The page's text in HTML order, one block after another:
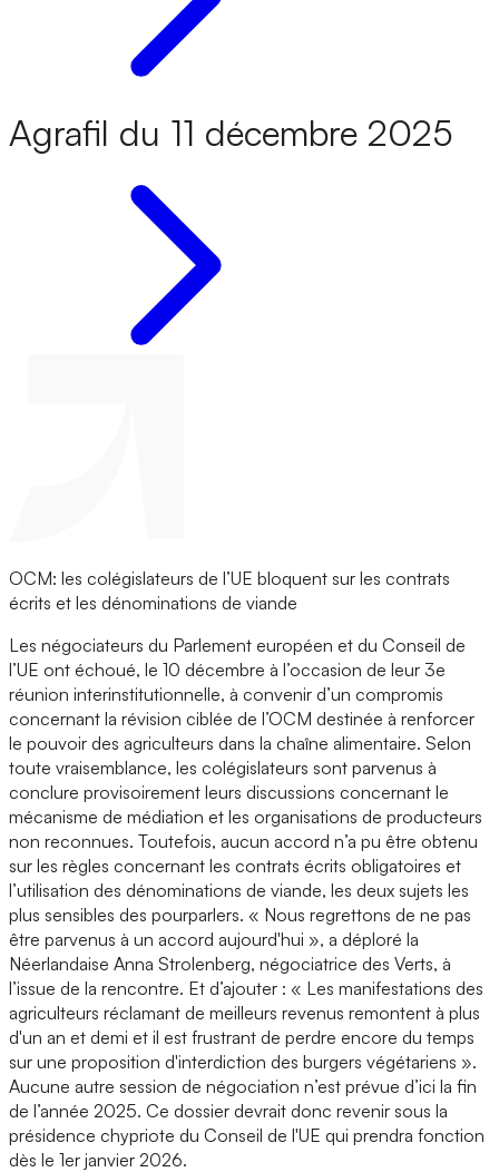
Agrafil du 11 décembre 2025
OCM: les colégislateurs de l’UE bloquent sur les contrats
écrits et les dénominations de viande
Les négociateurs du Parlement européen et du Conseil de
l’UE ont échoué, le 10 décembre à l’occasion de leur 3e
réunion interinstitutionnelle, à convenir d’un compromis
concernant la révision ciblée de l’OCM destinée à renforcer
le pouvoir des agriculteurs dans la chaîne alimentaire. Selon
toute vraisemblance, les colégislateurs sont parvenus à
conclure provisoirement leurs discussions concernant le
mécanisme de médiation et les organisations de producteurs
non reconnues. Toutefois, aucun accord n’a pu être obtenu
sur les règles concernant les contrats écrits obligatoires et
l’utilisation des dénominations de viande, les deux sujets les
plus sensibles des pourparlers. « Nous regrettons de ne pas
être parvenus à un accord aujourd'hui », a déploré la
Néerlandaise Anna Strolenberg, négociatrice des Verts, à
l’issue de la rencontre. Et d’ajouter : « Les manifestations des
agriculteurs réclamant de meilleurs revenus remontent à plus
d'un an et demi et il est frustrant de perdre encore du temps
sur une proposition d'interdiction des burgers végétariens ».
Aucune autre session de négociation n’est prévue d’ici la fin
de l’année 2025. Ce dossier devrait donc revenir sous la
présidence chypriote du Conseil de l'UE qui prendra fonction
dès le 1er janvier 2026.